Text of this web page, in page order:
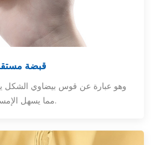
قبضة
وهو عبارة عن قوس بيضاوي الشكل
مما يسهل الإمساك به.